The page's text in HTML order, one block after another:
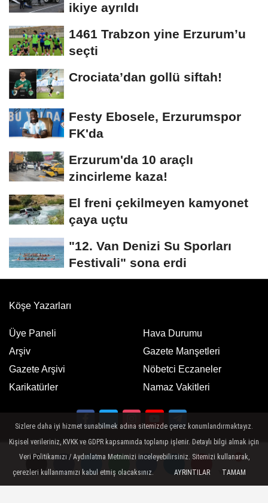
Yorumlar
Yorumlar
ikiye ayrıldı
1461 Trabzon yine Erzurum’u
seçti
Crociata’dan gollü siftah!
Festy Ebosele, Erzurumspor
FK'da
Erzurum'da 10 araçlı
zincirleme kaza!
El freni çekilmeyen kamyonet
çaya uçtu
"12. Van Denizi Su Sporları
Festivali" sona erdi
Köşe Yazarları
Üye Paneli
Arşiv
Gazete Arşivi
Karikatürler
Hava Durumu
Gazete Manşetleri
Nöbetci Eczaneler
Namaz Vakitleri
Google Play
ücretsiz indirin
App Store
ücretsiz indirin
Sizlere daha iyi hizmet sunabilmek adına sitemizde çerez konumlandırmaktayız.
Kişisel verileriniz, KVKK ve GDPR kapsamında toplanıp işlenir. Detaylı bilgi almak için
Veri Politikamızı / Aydınlatma Metnimizi inceleyebilirsiniz. Sitemizi kullanarak,
çerezleri kullanmamızı kabul etmiş olacaksınız.
AYRINTILAR TAMAM